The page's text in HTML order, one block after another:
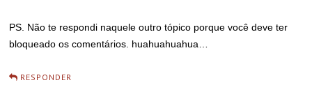
PS. Não te respondi naquele outro tópico porque você deve ter
bloqueado os comentários. huahuahuahua…
RESPONDER